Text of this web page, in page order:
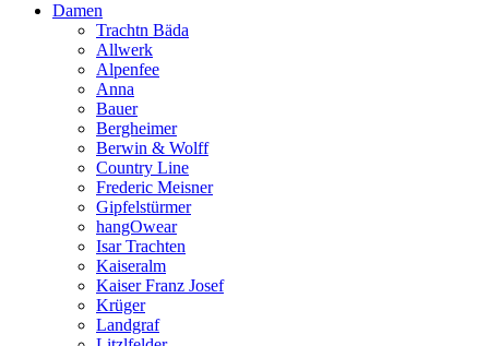
Damen
Trachtn Bäda
Allwerk
Alpenfee
Anna
Bauer
Bergheimer
Berwin & Wolff
Country Line
Frederic Meisner
Gipfelstürmer
hangOwear
Isar Trachten
Kaiseralm
Kaiser Franz Josef
Krüger
Landgraf